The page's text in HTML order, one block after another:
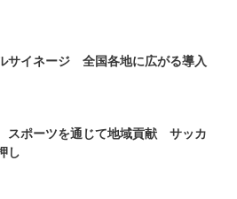
サイネージ 全国各地に広がる導入
スポーツを通じて地域貢献 サッカ
し